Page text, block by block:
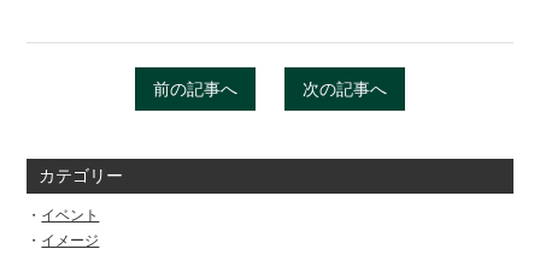
カテゴリー
イベント
イメージ
前の記事へ 次の記事へ